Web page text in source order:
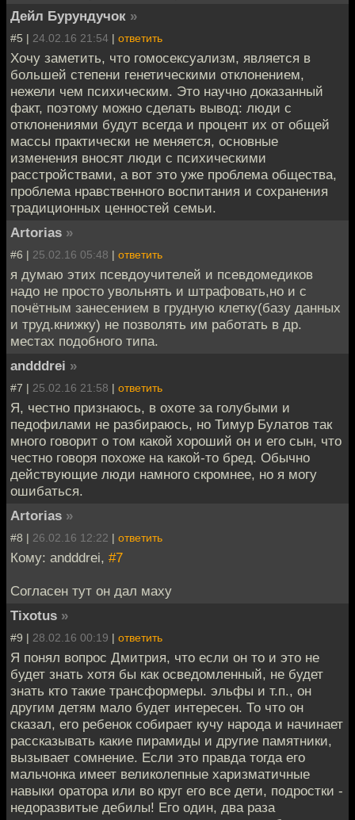
Дейл Бурундучок »
#5 | 24.02.16 21:54 | ответить
Хочу заметить, что гомосексуализм, является в
большей степени генетическими отклонением,
нежели чем психическим. Это научно доказанный
факт, поэтому можно сделать вывод: люди с
отклонениями будут всегда и процент их от общей
массы практически не меняется, основные
изменения вносят люди с психическими
расстройствами, а вот это уже проблема общества,
проблема нравственного воспитания и сохранения
традиционных ценностей семьи.
Artorias »
#6 | 25.02.16 05:48 | ответить
я думаю этих псевдоучителей и псевдомедиков
надо не просто увольнять и штрафовать,но и с
почётным занесением в грудную клетку(базу данных
и труд.книжку) не позволять им работать в др.
местах подобного типа.
andddrei »
#7 | 25.02.16 21:58 | ответить
Я, честно признаюсь, в охоте за голубыми и
педофилами не разбираюсь, но Тимур Булатов так
много говорит о том какой хороший он и его сын, что
честно говоря похоже на какой-то бред. Обычно
действующие люди намного скромнее, но я могу
ошибаться.
Artorias »
#8 | 26.02.16 12:22 | ответить
Кому: andddrei, #7
Согласен тут он дал маху
Tixotus »
#9 | 28.02.16 00:19 | ответить
Я понял вопрос Дмитрия, что если он то и это не
будет знать хотя бы как осведомленный, не будет
знать кто такие трансформеры. эльфы и т.п., он
другим детям мало будет интересен. То что он
сказал, его ребенок собирает кучу народа и начинает
рассказывать какие пирамиды и другие памятники,
вызывает сомнение. Если это правда тогда его
мальчонка имеет великолепные харизматичные
навыки оратора или во круг его все дети, подростки -
недоразвитые дебилы! Его один, два раза